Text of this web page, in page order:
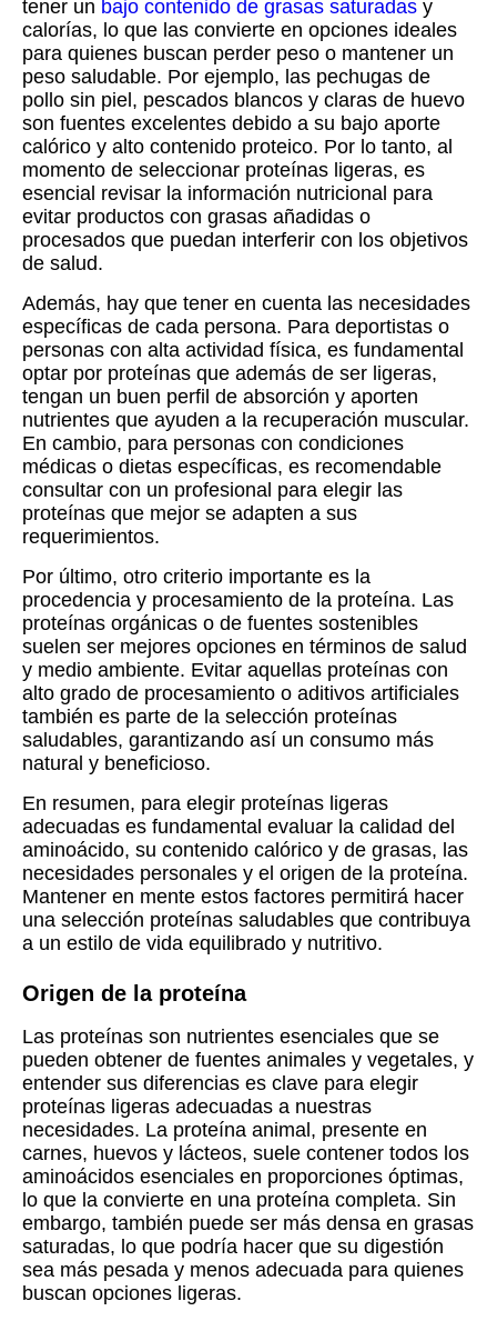
tener un bajo contenido de grasas saturadas y
calorías, lo que las convierte en opciones ideales
para quienes buscan perder peso o mantener un
peso saludable. Por ejemplo, las pechugas de
pollo sin piel, pescados blancos y claras de huevo
son fuentes excelentes debido a su bajo aporte
calórico y alto contenido proteico. Por lo tanto, al
momento de seleccionar proteínas ligeras, es
esencial revisar la información nutricional para
evitar productos con grasas añadidas o
procesados que puedan interferir con los objetivos
de salud.
Además, hay que tener en cuenta las necesidades
específicas de cada persona. Para deportistas o
personas con alta actividad física, es fundamental
optar por proteínas que además de ser ligeras,
tengan un buen perfil de absorción y aporten
nutrientes que ayuden a la recuperación muscular.
En cambio, para personas con condiciones
médicas o dietas específicas, es recomendable
consultar con un profesional para elegir las
proteínas que mejor se adapten a sus
requerimientos.
Por último, otro criterio importante es la
procedencia y procesamiento de la proteína. Las
proteínas orgánicas o de fuentes sostenibles
suelen ser mejores opciones en términos de salud
y medio ambiente. Evitar aquellas proteínas con
alto grado de procesamiento o aditivos artificiales
también es parte de la selección proteínas
saludables, garantizando así un consumo más
natural y beneficioso.
En resumen, para elegir proteínas ligeras
adecuadas es fundamental evaluar la calidad del
aminoácido, su contenido calórico y de grasas, las
necesidades personales y el origen de la proteína.
Mantener en mente estos factores permitirá hacer
una selección proteínas saludables que contribuya
a un estilo de vida equilibrado y nutritivo.
Origen de la proteína
Las proteínas son nutrientes esenciales que se
pueden obtener de fuentes animales y vegetales, y
entender sus diferencias es clave para elegir
proteínas ligeras adecuadas a nuestras
necesidades. La proteína animal, presente en
carnes, huevos y lácteos, suele contener todos los
aminoácidos esenciales en proporciones óptimas,
lo que la convierte en una proteína completa. Sin
embargo, también puede ser más densa en grasas
saturadas, lo que podría hacer que su digestión
sea más pesada y menos adecuada para quienes
buscan opciones ligeras.